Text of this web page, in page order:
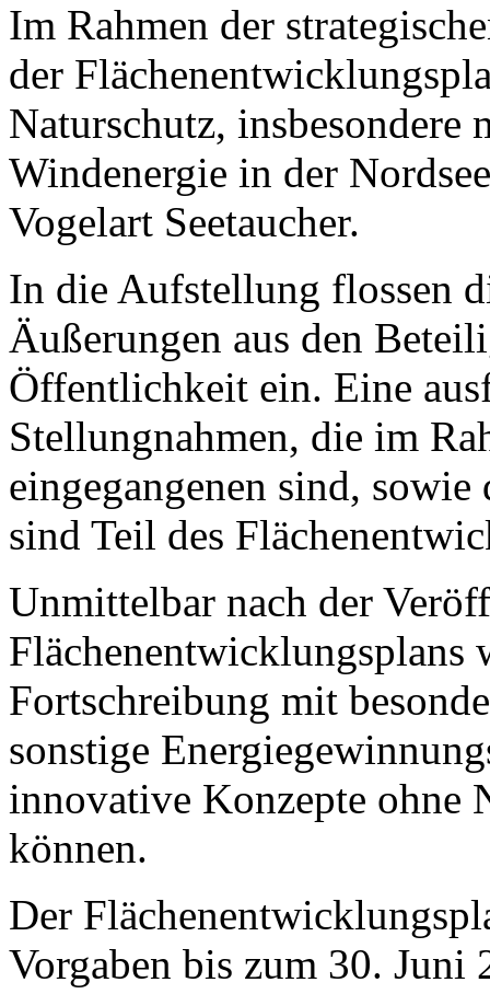
Im Rahmen der
der
Naturschutz,
Windenergie in der
Vogelart Seetaucher.
In die Aufstellung flossen
Äußerungen aus den
Öffentlichkeit ein. Eine
Stellungnahmen, die im
eingegangenen sind,
sind Teil des
Unmittelbar nach der
Flächenentwicklungsplans
Fortschreibung mit
sonstige
innovative Konzepte ohne
können.
Der
Vorgaben bis zum 30.